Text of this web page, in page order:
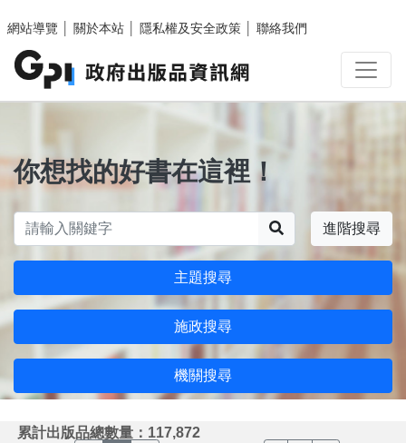
網站導覽
關於本站 隱私權及安全政策 聯絡我們
你想找的好書在這裡！
進階搜尋
主題搜尋
施政搜尋
機關搜尋
累計出版品總數量：117,872